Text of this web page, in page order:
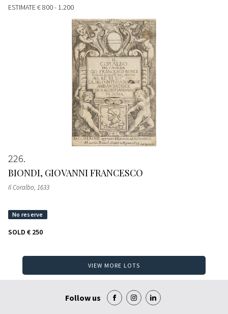
ESTIMATE€ 800 - 1.200
226
BIONDI, GIOVANNI FRANCESCO
Il Coralbo, 1633
SOLD € 250
VIEW MORE LOTS
Follow us